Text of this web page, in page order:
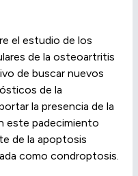
el estudio de los
de la osteoartritis
de buscar nuevos
de la
la presencia de la
este padecimiento
de la apoptosis
como condroptosis.